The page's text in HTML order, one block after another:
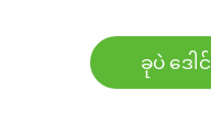
ခုပဲ ဒေ